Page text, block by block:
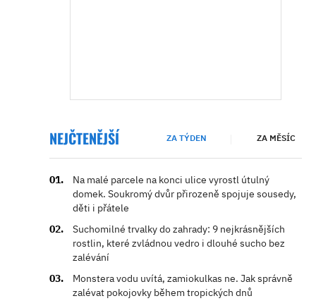
NEJČTENĚJŠÍ ZA TÝDEN ZA MĚSÍC
Na malé parcele na konci ulice vyrostl útulný
domek. Soukromý dvůr přirozeně spojuje sousedy,
děti i přátele
Suchomilné trvalky do zahrady: 9 nejkrásnějších
rostlin, které zvládnou vedro i dlouhé sucho bez
zalévání
Monstera vodu uvítá, zamiokulkas ne. Jak správně
zalévat pokojovky během tropických dnů